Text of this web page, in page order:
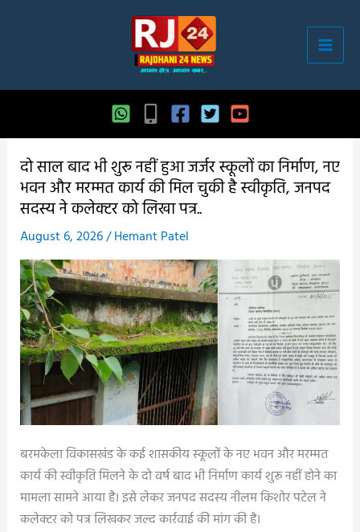
दो साल बाद भी शुरू नहीं हुआ जर्जर स्कूलों का निर्माण, नए
भवन और मरम्मत कार्य की मिल चुकी है स्वीकृति, जनपद
सदस्य ने कलेक्टर को लिखा पत्र..
August 6, 2026/Hemant Patel
बरमकेला विकासखंड के कई शासकीय स्कूलों के नए भवन और मरम्मत
कार्य की स्वीकृति मिलने के दो वर्ष बाद भी निर्माण कार्य शुरू नहीं होने का
मामला सामने आया है। इसे लेकर जनपद सदस्य नीलम किशोर पटेल ने
कलेक्टर को पत्र लिखकर जल्द कार्रवाई की मांग की है।